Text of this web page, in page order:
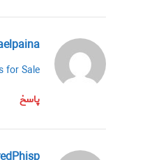
for Sale
پاسخ